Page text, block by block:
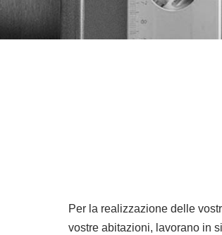
Per la realizzazione delle
vostre abitazioni, lavorano in